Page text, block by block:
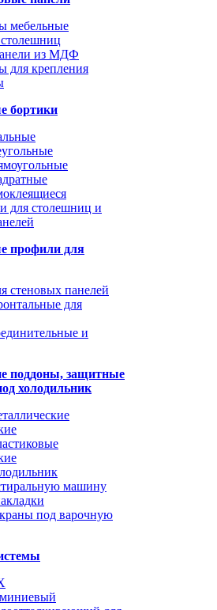
мебельные
из МДФ
для крепления
бортики
для столешниц и
профили для
стеновых панелей
для
и
поддоны, защитные
холодильник
машину
под варочную